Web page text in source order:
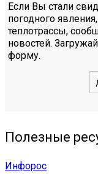
Если Вы стали
погодного
теплотрассы,
новостей.
форму.
Полезные
Инфорос